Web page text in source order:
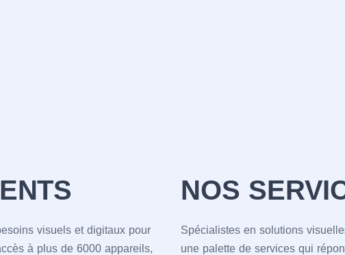
visuels et digitaux pour
à plus de 6000 appareils,
NOS
Spécialistes en solutions
une palette de services qui